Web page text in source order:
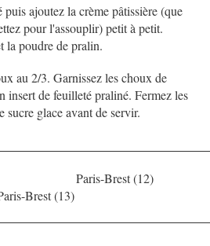
ajoutez la crème pâtissière (que
pour l'assouplir) petit à petit.
la poudre de pralin.
au 2/3. Garnissez les choux de
insert de feuilleté praliné. Fermez les
sucre glace avant de servir.